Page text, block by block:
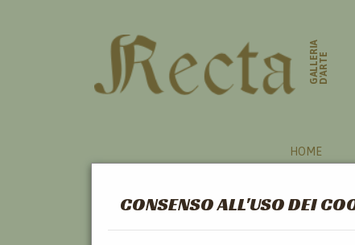
CONSENSO ALL'USO DEI
GALLERIAD'ARTE
HOME